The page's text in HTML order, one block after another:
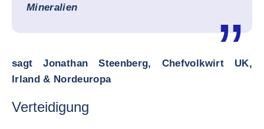
Mineralien
sagt Jonathan Steenberg, Chefvolkwirt UK,
Irland & Nordeuropa
Verteidigung